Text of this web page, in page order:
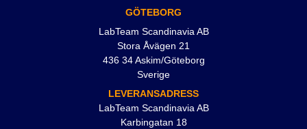
GÖTEBORG
LabTeam Scandinavia AB
Stora Åvägen 21
436 34 Askim/Göteborg
Sverige
LEVERANSADRESS
LabTeam Scandinavia AB
Karbingatan 18